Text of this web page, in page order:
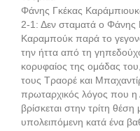
Φάνης Γκέκας
2-1: Δεν σταματά ο Φάνης
Καραμπούκ παρά το
την ήττα από τη
κορυφαίος της ομάδας
τους Τραορέ και
πρωταρχικός λόγος που η
βρίσκεται στην τρίτη
υπολειπόμενη κατά ένα